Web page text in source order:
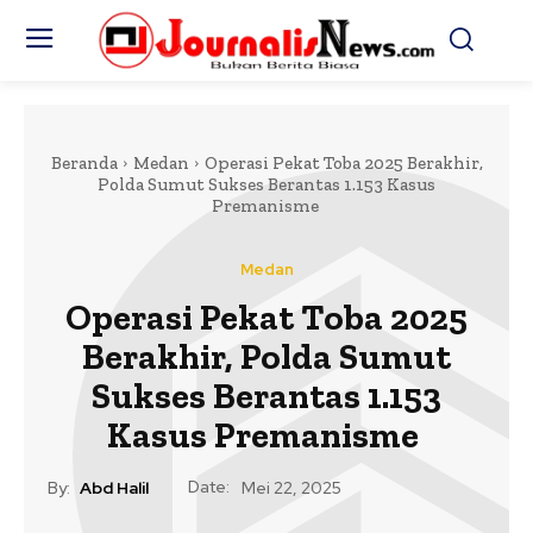
Beranda Medan
Operasi Pekat Toba 2025 Berakhir,
Polda Sumut Sukses Berantas 1.153 Kasus
Premanisme
Medan
Operasi Pekat Toba 2025
Berakhir, Polda Sumut
Sukses Berantas 1.153
Kasus Premanisme
By: Abd Halil Date: Mei 22, 2025